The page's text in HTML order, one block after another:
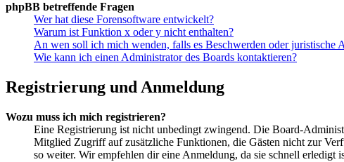
phpBB betreffende Fragen
Wer hat diese Forensoftware entwickelt?
Warum ist Funktion x oder y nicht enthalten?
An wen soll ich mich wenden, falls es Beschwerden oder juristische
Wie kann ich einen Administrator des Boards kontaktieren?
Registrierung und Anmeldung
Wozu muss ich mich registrieren?
Eine Registrierung ist nicht unbedingt zwingend. Die Board-
Mitglied Zugriff auf zusätzliche Funktionen, die Gästen nicht zur
so weiter. Wir empfehlen dir eine Anmeldung, da sie schnell erledigt